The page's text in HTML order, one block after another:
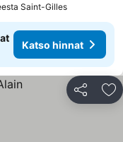
Saint-Gilles
Katso hinnat
Jaa